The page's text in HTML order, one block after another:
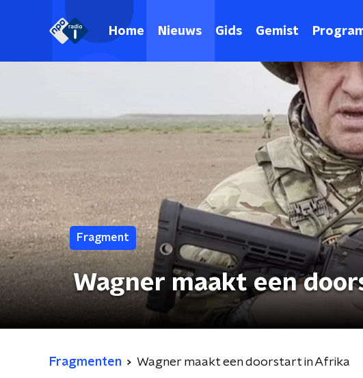
Home Nieuws Gids Gemist
Fragment
Wagner maakt een
Fragmenten Wagner maakt een doorstart in Afrika